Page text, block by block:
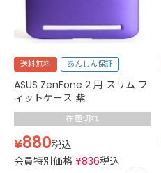
送料無料 あんしん保証
ASUS ZenFone 2 用 スリム フ
ィットケース 紫
在庫切れ
¥880税込
会員特別価格 ¥836税込